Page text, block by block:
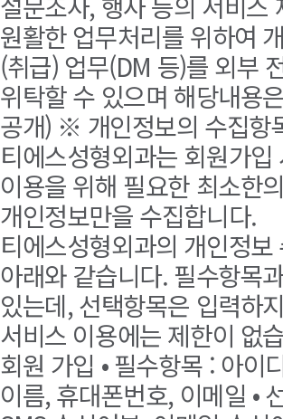
원활한 업무처리를 위하여
(취급) 업무(DM 등)를 외부
위탁할 수 있으며 해당내용
공개) ※ 개인정보의 수집항
티에스성형외과는 회원가입
이용을 위해 필요한 최소한의
개인정보만을 수집합니다.
티에스성형외과의 개인정보
아래와 같습니다. 필수항목
있는데, 선택항목은 입력하
서비스 이용에는 제한이 없
회원 가입 • 필수항목 : 아이
이름, 휴대폰번호, 이메일 •